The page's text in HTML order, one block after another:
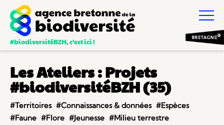
#biodiversitéBZH, c’est ici !
Les Ateliers : Projets
#biodiversitéBZH (35)
#Territoires #Connaissances & données #Espèces
#Faune #Flore #Jeunesse #Milieu terrestre